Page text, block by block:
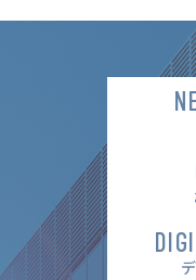
ホームページをリニュー
本社機能移転のご案内